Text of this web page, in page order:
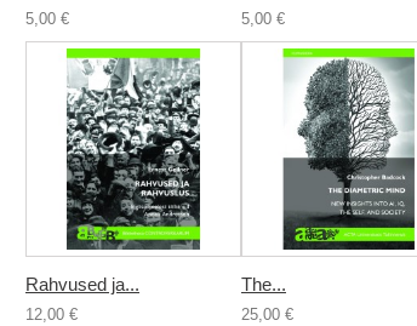
5,00 € 5,00 €
Rahvused ja...
12,00 €
The...
25,00 €